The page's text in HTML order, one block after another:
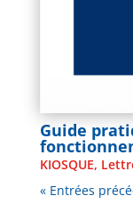
Guide
KIOSQUE,
« Entrées